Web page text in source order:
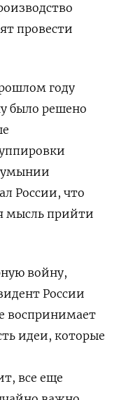
провести
году
было решено
России, что
мысль прийти
войну,
России
воспринимает
идеи, которые
все еще